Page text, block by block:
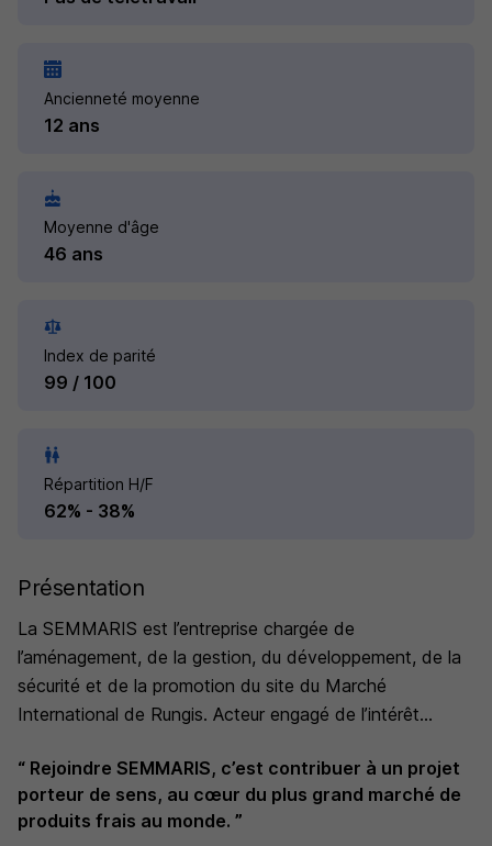
Ancienneté moyenne
12 ans
Moyenne d'âge
46 ans
Index de parité
99 / 100
Répartition H/F
62% - 38%
Présentation
La SEMMARIS est l’entreprise chargée de
l’aménagement, de la gestion, du développement, de la
sécurité et de la promotion du site du Marché
International de Rungis. Acteur engagé de l’intérêt
écosystème économique et logistique unique de 234
hectares, rassemblant plus de 1 200 entreprises. À
travers cette mission, la SEMMARIS œuvre
“ Rejoindre SEMMARIS, c’est contribuer à un projet
porteur de sens, au cœur du plus grand marché de
produits frais au monde. ”